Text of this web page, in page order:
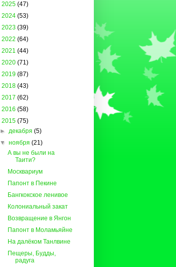
2025 (47)
2024 (53)
2023 (39)
2022 (64)
2021 (44)
2020 (71)
2019 (87)
2018 (43)
2017 (62)
2016 (58)
2015 (75)
►декабря(5)
▼ноября(21)
А вы не были на
Таити?
Москвариум
Папонт в Пекине
Бангкокское ленивое
Колониальный закат
Возвращение в Янгон
Папонт в Моламьяйне
На далёком Танлвине
Пещеры, Будды,
радуга